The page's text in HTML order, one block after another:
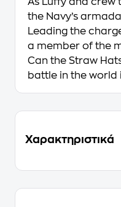
the Navy’s
Leading the
a member of the
Can the Straw
battle in the
Χαρακτηριστικά